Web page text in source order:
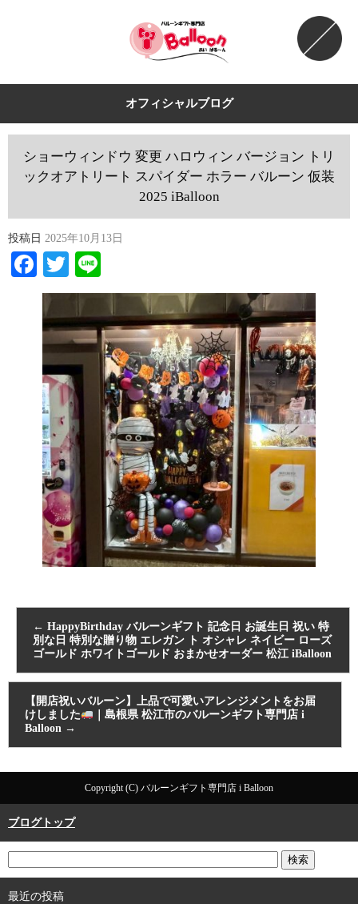
オフィシャルブログ
ショーウィンドウ 変更 ハロウィン バージョン トリ
ックオアトリート スパイダー ホラー バルーン 仮装
2025 iBalloon
投稿日 2025年10月13日
Facebook
Twitter
← HappyBirthday バルーンギフト 記念日 お誕生日 祝い 特
別な日 特別な贈り物 エレガン ト オシャレ ネイビー ローズ
ゴールド ホワイトゴールド おまかせオーダー 松江 iBalloon
【開店祝いバルーン】上品で可愛いアレンジメントをお届
けしました
｜島根県 松江市のバルーンギフト専門店 i
Balloon →
Copyright (C) バルーンギフト専門店 i Balloon
ブログトップ
最近の投稿